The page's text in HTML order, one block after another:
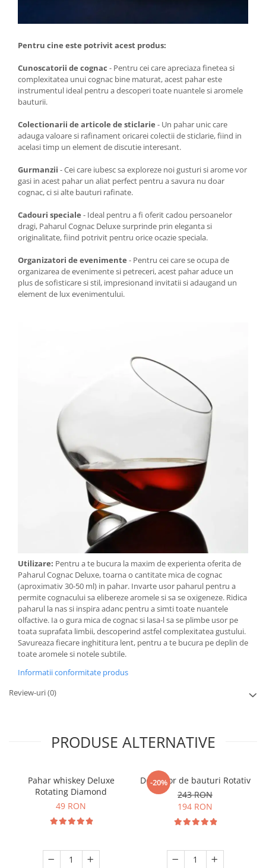
Pentru cine este potrivit acest produs:
Cunoscatorii de cognac - Pentru cei care apreciaza finetea si
complexitatea unui cognac bine maturat, acest pahar este
instrumentul ideal pentru a descoperi toate nuantele si aromele
bauturii.
Colectionarii de articole de sticlarie - Un pahar unic care
adauga valoare si rafinament oricarei colectii de sticlarie, fiind in
acelasi timp un element de discutie interesant.
Gurmanzii - Cei care iubesc sa exploreze noi gusturi si arome vor
gasi in acest pahar un aliat perfect pentru a savura nu doar
cognac, ci si alte bauturi rafinate.
Cadouri speciale - Ideal pentru a fi oferit cadou persoanelor
dragi, Paharul Cognac Deluxe surprinde prin eleganta si
originalitate, fiind potrivit pentru orice ocazie speciala.
Organizatori de evenimente - Pentru cei care se ocupa de
organizarea de evenimente si petreceri, acest pahar aduce un
plus de sofisticare si stil, impresionand invitatii si adaugand un
element de lux evenimentului.
Utilizare: Pentru a te bucura la maxim de experienta oferita de
Paharul Cognac Deluxe, toarna o cantitate mica de cognac
(aproximativ 30-50 ml) in pahar. Invarte usor paharul pentru a
permite cognacului sa elibereze aromele si sa se oxigeneze. Ridica
paharul la nas si inspira adanc pentru a simti toate nuantele
olfactive. Ia o gura mica de cognac si lasa-l sa se plimbe usor pe
toata suprafata limbii, descoperind astfel complexitatea gustului.
Savureaza fiecare inghititura lent, pentru a te bucura pe deplin de
toate aromele si notele subtile.
Informatii conformitate produs
Review-uri(0)
PRODUSE ALTERNATIVE
Pahar whiskey Deluxe
Rotating Diamond
49 RON
-20%
Decantor de bauturi Rotativ
243 RON
194 RON